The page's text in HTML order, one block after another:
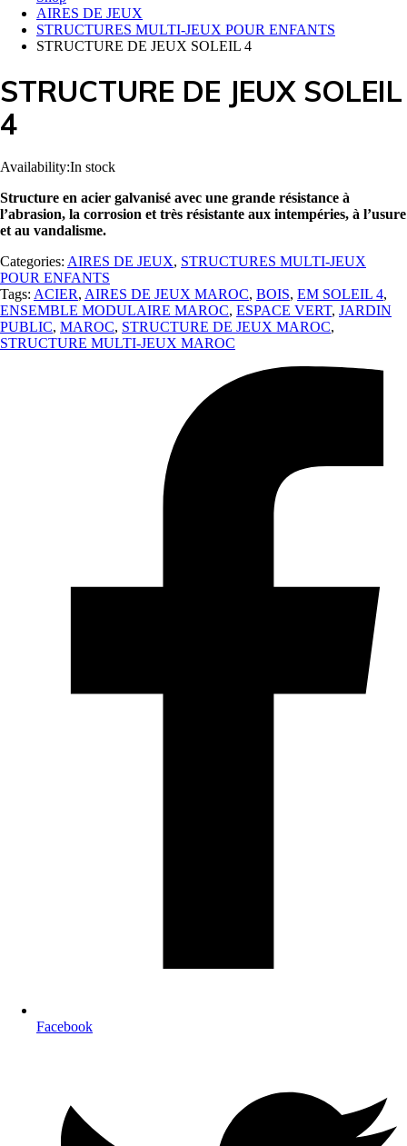
AIRES DE JEUX
STRUCTURES MULTI-JEUX POUR ENFANTS
STRUCTURE DE JEUX SOLEIL 4
STRUCTURE DE JEUX SOLEIL
4
Availability:In stock
Structure en acier galvanisé avec une grande résistance à
l’abrasion, la corrosion et très résistante aux intempéries, à l’usure
et au vandalisme.
Categories: AIRES DE JEUX, STRUCTURES MULTI-JEUX
POUR ENFANTS
Tags: ACIER, AIRES DE JEUX MAROC, BOIS, EM SOLEIL 4,
ENSEMBLE MODULAIRE MAROC, ESPACE VERT, JARDIN
PUBLIC, MAROC, STRUCTURE DE JEUX MAROC,
STRUCTURE MULTI-JEUX MAROC
Facebook